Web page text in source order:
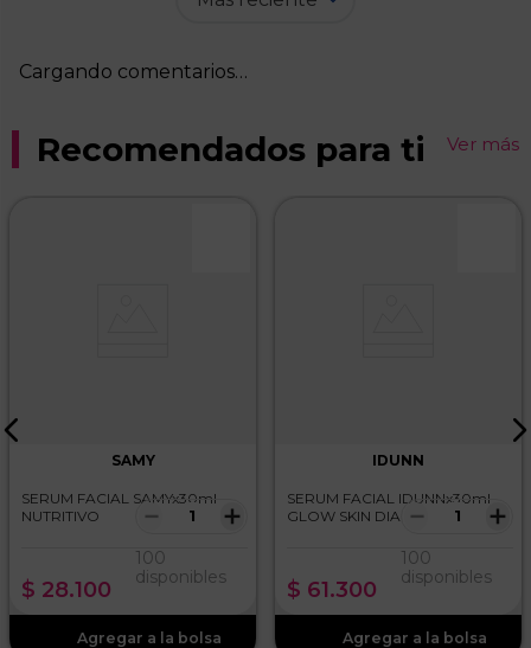
Cargando comentarios…
Recomendados para ti Ver más
SAMY
SERUM FACIAL SAMYx30ml
NUTRITIVO
$ 28.100
＋
－
100
disponibles
IDUNN
SERUM FACIAL IDUNNx30ml
GLOW SKIN DIA
$ 61.300
＋
－
100
disponibles